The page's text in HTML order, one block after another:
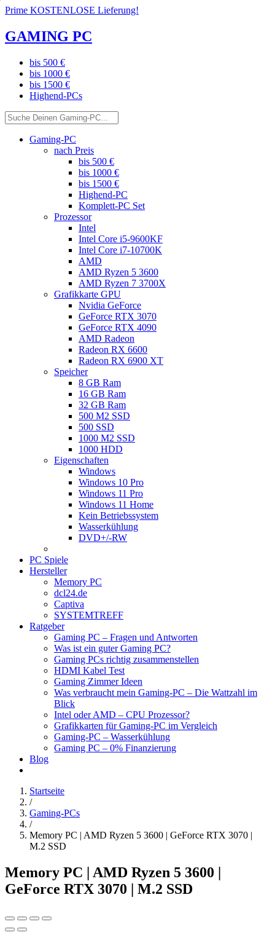
Prime KOSTENLOSE Lieferung!
GAMING PC
bis 500 €
bis 1000 €
bis 1500 €
Highend-PCs
Gaming-PC
nach Preis
bis 500 €
bis 1000 €
bis 1500 €
Highend-PC
Komplett-PC Set
Prozessor
Intel
Intel Core i5-9600KF
Intel Core i7-10700K
AMD
AMD Ryzen 5 3600
AMD Ryzen 7 3700X
Grafikkarte GPU
Nvidia GeForce
GeForce RTX 3070
GeForce RTX 4090
AMD Radeon
Radeon RX 6600
Radeon RX 6900 XT
Speicher
8 GB Ram
16 GB Ram
32 GB Ram
500 M2 SSD
500 SSD
1000 M2 SSD
1000 HDD
Eigenschaften
Windows
Windows 10 Pro
Windows 11 Pro
Windows 11 Home
Kein Betriebssystem
Wasserkühlung
DVD+/-RW
PC Spiele
Hersteller
Memory PC
dcl24.de
Captiva
SYSTEMTREFF
Ratgeber
Gaming PC – Fragen und Antworten
Was ist ein guter Gaming PC?
Gaming PCs richtig zusammenstellen
HDMI Kabel Test
Gaming Zimmer Ideen
Was verbraucht mein Gaming-PC – Die Wattzahl im
Blick
Intel oder AMD – CPU Prozessor?
Grafikkarten für Gaming-PC im Vergleich
Gaming-PC – Wasserkühlung
Gaming PC – 0% Finanzierung
Blog
Startseite
/
Gaming-PCs
/
Memory PC | AMD Ryzen 5 3600 | GeForce RTX 3070 |
M.2 SSD
Memory PC | AMD Ryzen 5 3600 |
GeForce RTX 3070 | M.2 SSD